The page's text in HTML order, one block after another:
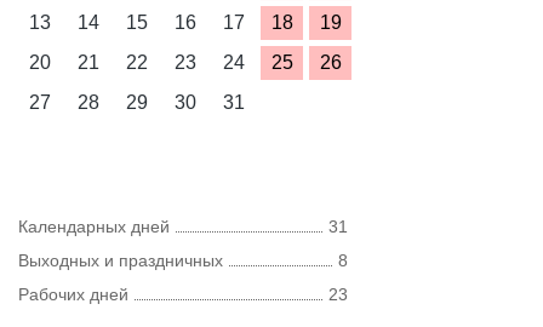
13
14 15 16 17 18
19
20
21 22 23 24 25
26
27
28 29 30 31
Календарных дней
31
Выходных и праздничных
8
Рабочих дней
23